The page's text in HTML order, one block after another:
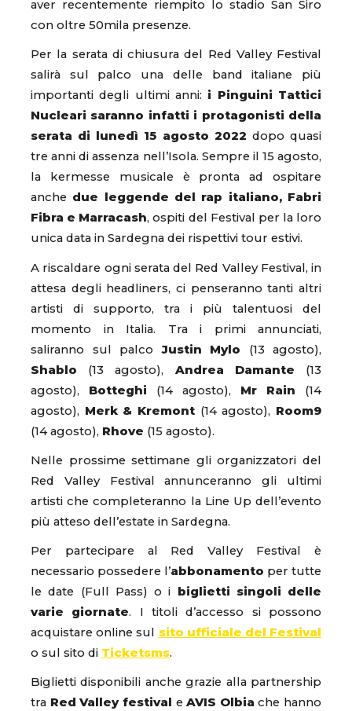
aver recentemente riempito lo stadio San Siro
con oltre 50mila presenze.
Per la serata di chiusura del Red Valley Festival
salirà sul palco una delle band italiane più
importanti degli ultimi anni: i Pinguini Tattici
Nucleari saranno infatti i protagonisti della
serata di lunedì 15 agosto 2022 dopo quasi
tre anni di assenza nell’Isola. Sempre il 15 agosto,
la kermesse musicale è pronta ad ospitare
anche due leggende del rap italiano, Fabri
Fibra e Marracash, ospiti del Festival per la loro
unica data in Sardegna dei rispettivi tour estivi.
A riscaldare ogni serata del Red Valley Festival, in
attesa degli headliners, ci penseranno tanti altri
artisti di supporto, tra i più talentuosi del
momento in Italia. Tra i primi annunciati,
saliranno sul palcoJustin Mylo (13 agosto),
Shablo (13 agosto), Andrea Damante (13
agosto), Botteghi (14 agosto), Mr Rain (14
agosto), Merk & Kremont (14 agosto), Room9
(14 agosto), Rhove (15 agosto).
Nelle prossime settimane gli organizzatori del
Red Valley Festival annunceranno gli ultimi
artisti che completeranno la Line Up dell’evento
più atteso dell’estate in Sardegna.
Per partecipare al Red Valley Festival è
necessario possedere l’abbonamento per tutte
le date (Full Pass) o i biglietti singoli delle
varie giornate. I titoli d’accesso si possono
acquistare online sul sito ufficiale del Festival
o sul sito di Ticketsms.
Biglietti disponibili anche grazie alla partnership
tra Red Valley festival eAVIS Olbia che hanno